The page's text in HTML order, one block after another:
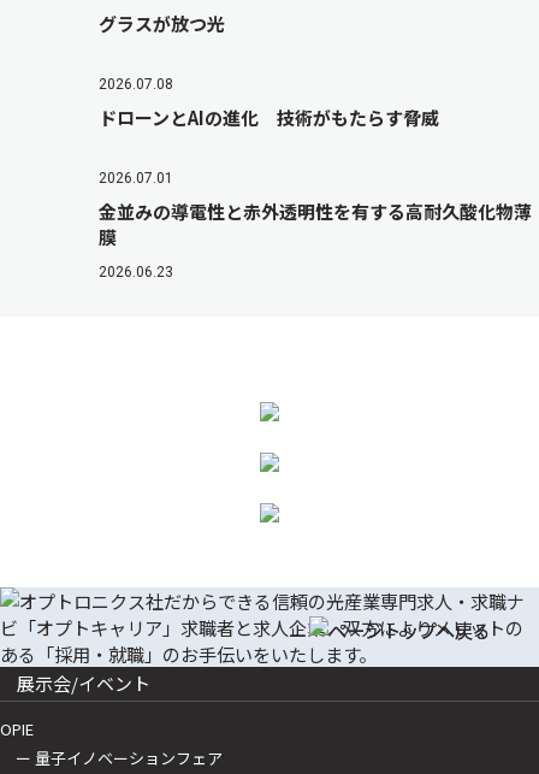
グラスが放つ光
2026.07.08
ドローンとAIの進化 技術がもたらす脅威
2026.07.01
金並みの導電性と赤外透明性を有する高耐久酸化物薄
膜
2026.06.23
展示会/イベント
OPIE
ー 量子イノベーションフェア